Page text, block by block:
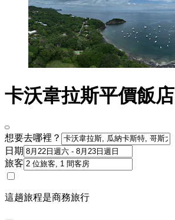
卡沃韋拉斯平價飯店
想要去哪裡？
日期
旅客
這趟旅程是商務旅行